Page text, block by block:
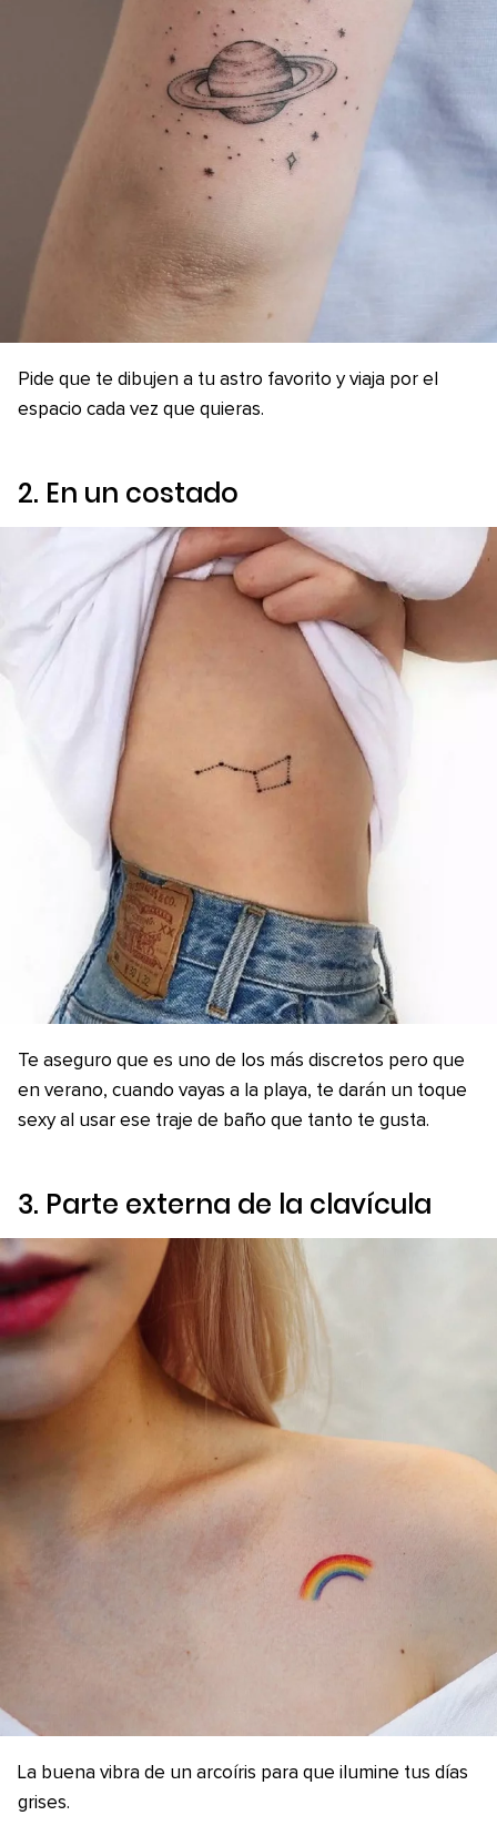
Pide que te dibujen a tu astro favorito y viaja por el
espacio cada vez que quieras.
2. En un costado
Te aseguro que es uno de los más discretos pero que
en verano, cuando vayas a la playa, te darán un toque
sexy al usar ese traje de baño que tanto te gusta.
3. Parte externa de la clavícula
La buena vibra de un arcoíris para que ilumine tus días
grises.